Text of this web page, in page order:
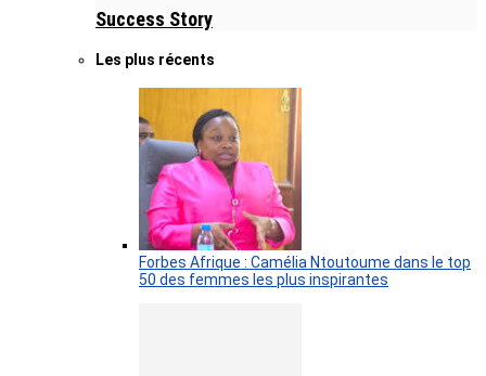
Success Story
Les plus récents
Forbes Afrique : Camélia Ntoutoume dans le top
50 des femmes les plus inspirantes